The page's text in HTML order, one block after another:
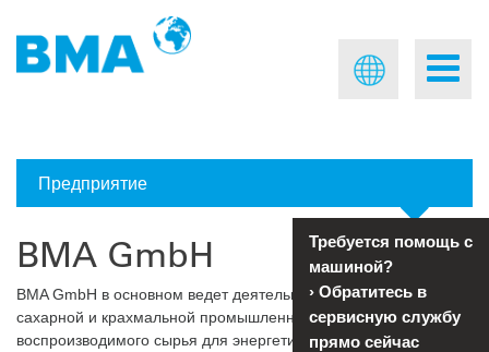
Предприятие
BMA GmbH
BMA GmbH в основном ведет деятельность в мировой
сахарной и крахмальной промышленности. Переработка
воспроизводимого сырья для энергетического использования
Требуется помощь с
машиной?
› Обратитесь в
сервисную службу
прямо сейчас